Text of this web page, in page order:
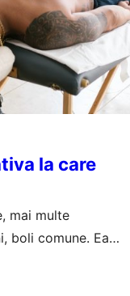
la care
mai multe
boli comune. Ea